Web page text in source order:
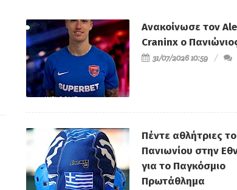
Ανακοίνωσε τον
Craninx ο
31/07/2026 10:59
Πέντε αθλήτριες
Πανιωνίου στην
για το Παγκόσμιο
Πρωτάθλημα